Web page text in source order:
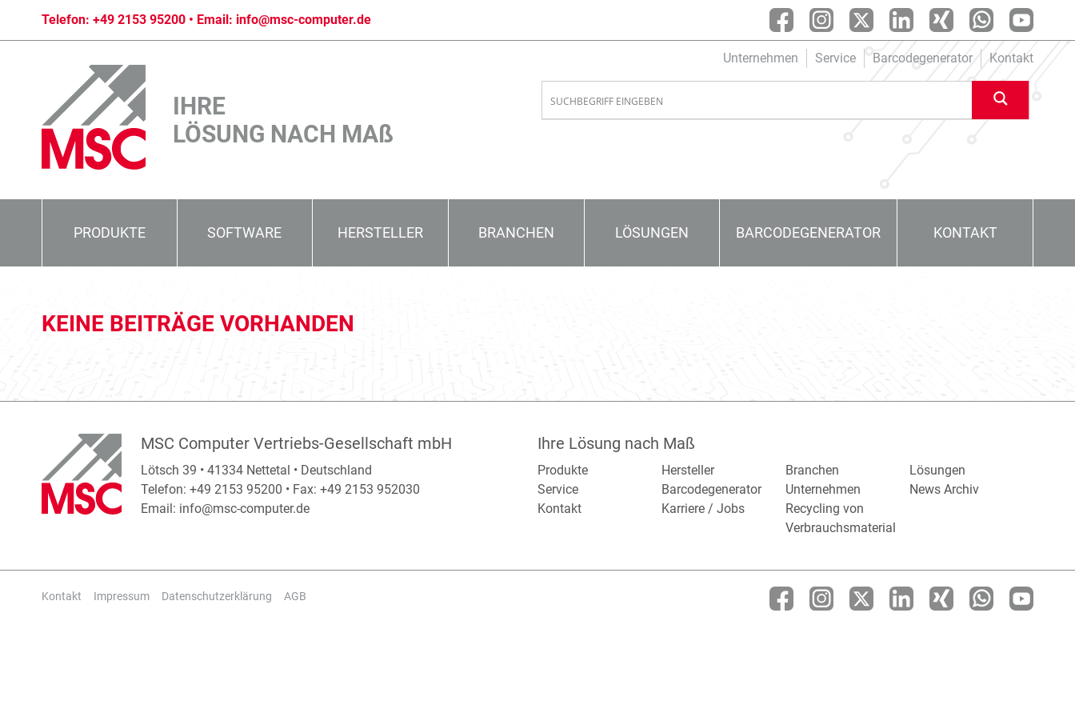
Telefon: +49 2153 95200 • Email: info@msc-computer.de
Unternehmen Service Barcodegenerator Kontakt
IHRE
LÖSUNG NACH MAß
PRODUKTE SOFTWARE HERSTELLER BRANCHEN LÖSUNGEN BARCODEGENERATOR KONTAKT
KEINE BEITRÄGE VORHANDEN
MSC Computer Vertriebs-Gesellschaft mbH
Lötsch 39 • 41334 Nettetal • Deutschland
Telefon: +49 2153 95200 • Fax: +49 2153 952030
Email: info@msc-computer.de
Ihre Lösung nach Maß
Produkte Hersteller Branchen
Lösungen
Service
Barcodegenerator Unternehmen
News Archiv
Kontakt
Karriere / Jobs
Recycling von
Verbrauchsmaterial
Kontakt Impressum Datenschutzerklärung AGB